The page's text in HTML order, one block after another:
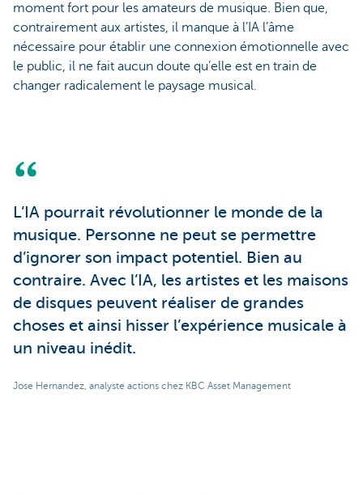
moment fort pour les amateurs de musique. Bien que,
contrairement aux artistes, il manque à l’IA l’âme
nécessaire pour établir une connexion émotionnelle avec
le public, il ne fait aucun doute qu’elle est en train de
changer radicalement le paysage musical.
L’IA pourrait révolutionner le monde de la
musique. Personne ne peut se permettre
d’ignorer son impact potentiel. Bien au
contraire. Avec l’IA, les artistes et les maisons
de disques peuvent réaliser de grandes
choses et ainsi hisser l’expérience musicale à
un niveau inédit.
Jose Hernandez, analyste actions chez KBC Asset Management